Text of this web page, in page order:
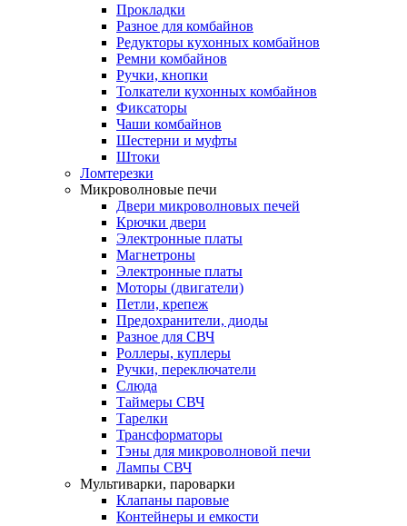
Прокладки
Разное для комбайнов
Редукторы кухонных комбайнов
Ремни комбайнов
Ручки, кнопки
Толкатели кухонных комбайнов
Фиксаторы
Чаши комбайнов
Шестерни и муфты
Штоки
Ломтерезки
Микроволновые печи
Двери микроволновых печей
Крючки двери
Электронные платы
Магнетроны
Электронные платы
Моторы (двигатели)
Петли, крепеж
Предохранители, диоды
Разное для СВЧ
Роллеры, куплеры
Ручки, переключатели
Слюда
Таймеры СВЧ
Тарелки
Трансформаторы
Тэны для микроволновой печи
Лампы СВЧ
Мультиварки, пароварки
Клапаны паровые
Контейнеры и емкости